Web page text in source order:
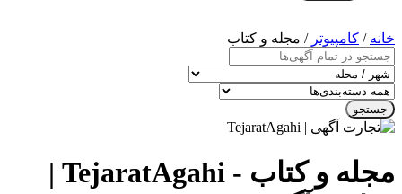
خانه / کامپیوتر / مجله و کتاب
جستجو
مجله و کتاب - TejaratAgahi |